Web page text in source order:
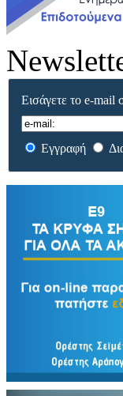
Εισάγετε το e-mail
Εγγραφή